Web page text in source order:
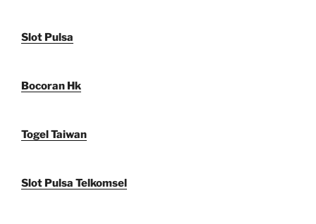
Slot Pulsa
Bocoran Hk
Togel Taiwan
Slot Pulsa Telkomsel